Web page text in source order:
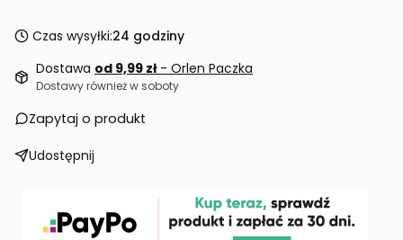
Czas wysyłki:24 godziny
Dostawa od 9,99 zł - Orlen Paczka
Dostawy również w soboty
Zapytaj o produkt
Udostępnij